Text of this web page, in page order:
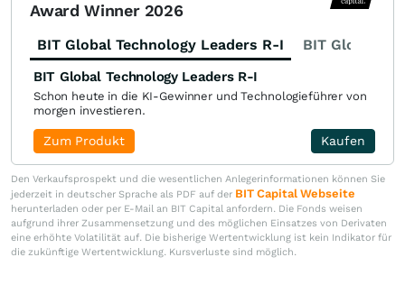
Award Winner 2026
BIT Global Technology Leaders R-I BIT Global
BIT Global Technology Leaders R-I
Schon heute in die KI-Gewinner und Technologieführer von
morgen investieren.
Kaufen
Zum Produkt
Den Verkaufsprospekt und die wesentlichen Anlegerinformationen können Sie
jederzeit in deutscher Sprache als PDF auf der BIT Capital Webseite
herunterladen oder per E-Mail an BIT Capital anfordern. Die Fonds weisen
aufgrund ihrer Zusammensetzung und des möglichen Einsatzes von Derivaten
eine erhöhte Volatilität auf. Die bisherige Wertentwicklung ist kein Indikator für
die zukünftige Wertentwicklung. Kursverluste sind möglich.